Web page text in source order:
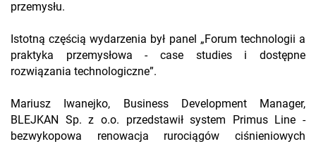
przemysłu.
Istotną częścią wydarzenia był panel „Forum technologii a
praktyka przemysłowa - case studies i dostępne
rozwiązania technologiczne”.
Mariusz Iwanejko, Business Development Manager,
BLEJKAN Sp. z o.o. przedstawił system Primus Line -
bezwykopowa renowacja rurociągów ciśnieniowych